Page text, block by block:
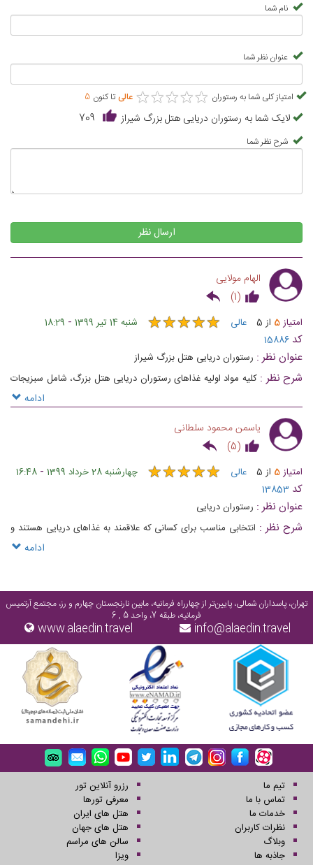
نام شما
عنوان نظر شما
امتیاز کلی شما به رستوران ★★★★★
★★★★★ عالی تا کنون 5
لایک شما به رستوران دریایی هتل بزرگ شیراز 709
شرح نظر شما
ارسال نظر
الهام مولایی
(
1
)
امتیاز5 از 5 عالی ★★★★★
★★★★★ شنبه 14 تیر 1399 -
18:29
کد 15886
عنوان نظر : رستوران دریایی هتل بزرگ شیراز
شرح نظر : کلیه مواد اولیه غذاهای رستوران دریایی هتل بزرگ، شامل سبزیجات
و انواع ماهی‌ها و میگو، به صورت کاملاً تازه و در حضور میهمانان و به دلخواه
ادامه
یاسمن محمود سلطانی
(
5
)
امتیاز5 از 5 عالی ★★★★★
★★★★★ چهارشنبه 28 خرداد 1399 -
16:48
کد 13853
عنوان نظر : رستوران دریایی
شرح نظر : انتخابی مناسب برای کسانی که علاقمند به غذاهای دریایی هستند و
ادامه
تهران، پاسداران شمالی، پایین‌تر از چهارراه فرمانیه، مابین نارنجستان چهارم و رز، مجتمع آرتمیس
فرمانیه، طبقه 7، واحد 5 , 6
info@alaedin.travel
www.alaedin.travel
تیم ما
تماس با ما
خدمات ما
نظرات کاربران
وبلاگ
جاذبه ها
رزرو آنلاین تور
معرفی تورها
هتل های ایران
هتل های جهان
سالن های مراسم
ویزا